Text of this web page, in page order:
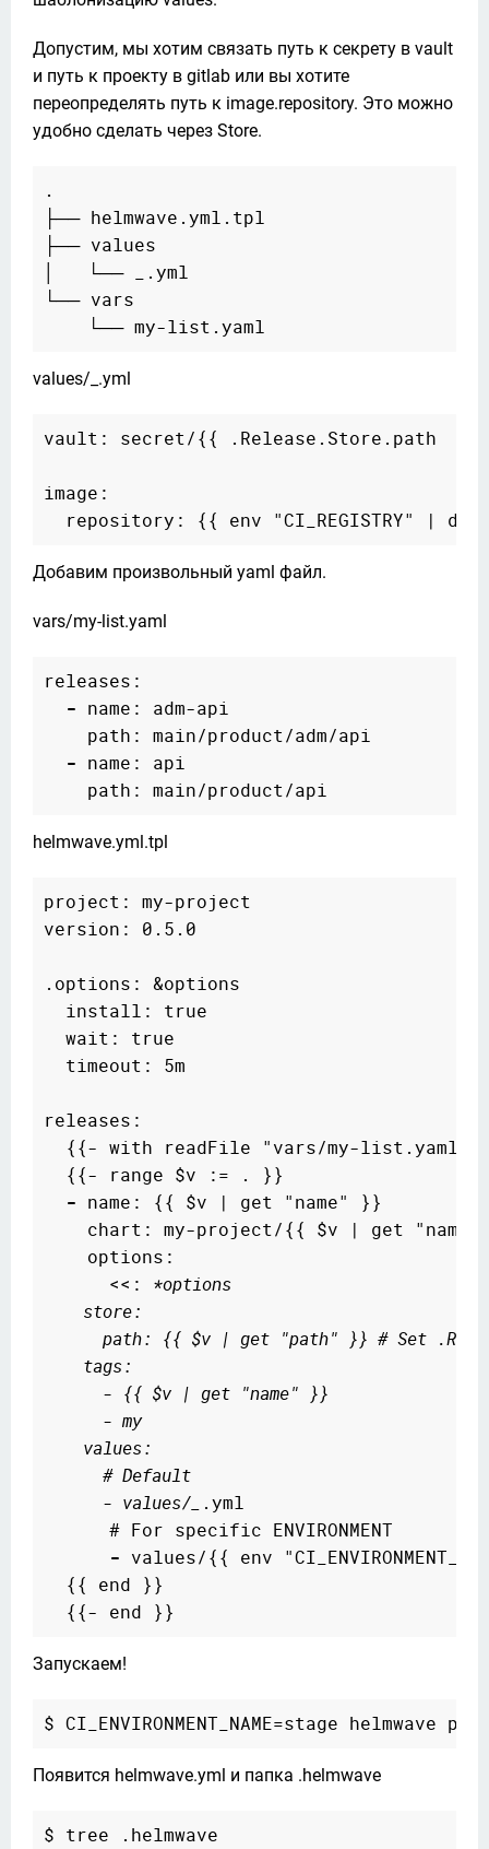
Допустим, мы хотим связать путь к секрету в vault
и путь к проекту в gitlab или вы хотите
переопределять путь к image.repository. Это можно
удобно сделать через Store.
.
├── helmwave.yml.tpl
├── values
│   └── _.yml
└── vars
values/_.yml
vault: secret/{{ .Release.Store.path  }}/{{
image:
Добавим произвольный yaml файл.
vars/my-list.yaml
releases:
- name: adm-api
    path: main/product/adm/api
- name: api
helmwave.yml.tpl
project: my-project
version: 0.5.0
.options: &options
  install: true
  wait: true
  timeout: 5m
releases:
{{- with readFile "vars/my-list.yaml"
  {{- range $v := . }}
- name: {{ $v | get "name" }}
chart: my-project/{{ $v | get "name"
    options:
      <<:
*options
    store:
path: {{ $v | get "path" }} # Set
    tags:
      - {{ $v | get "name" }}
      - my
    values:
      # Default
      - values/_
.yml
      # For specific ENVIRONMENT
- values/{{ env
  {{ end }}
Запускаем!
Появится helmwave.yml и папка .helmwave
$ tree .helmwave